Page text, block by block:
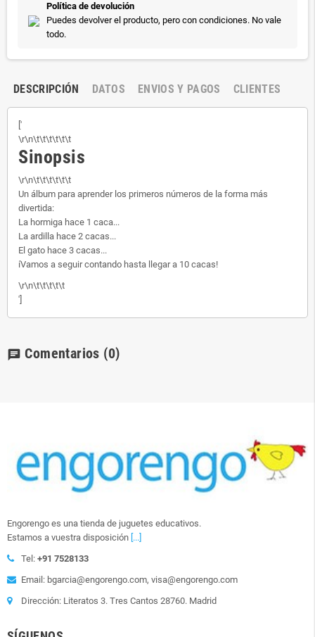
Política de devolución
Puedes devolver el producto, pero con condiciones. No vale
todo.
DESCRIPCIÓN DATOS ENVIOS Y PAGOS CLIENTES
['
\r\n\t\t\t\t\t\t
Sinopsis
\r\n\t\t\t\t\t\t
Un álbum para aprender los primeros números de la forma más
divertida:
La hormiga hace 1 caca...
La ardilla hace 2 cacas...
El gato hace 3 cacas...
íVamos a seguir contando hasta llegar a 10 cacas!
\r\n\t\t\t\t\t
']
chat Comentarios (0)
Engorengo es una tienda de juguetes educativos.
Estamos a vuestra disposición [...]
Tel: +91 7528133
Email: bgarcia@engorengo.com, visa@engorengo.com
Dirección: Literatos 3. Tres Cantos 28760. Madrid